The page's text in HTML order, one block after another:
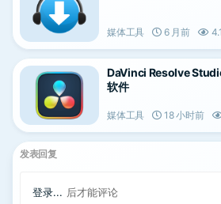
媒体工具 6 月前
DaVinci Resolve
软件
媒体工具 18 小时前
发表回复
登录... 后才能评论